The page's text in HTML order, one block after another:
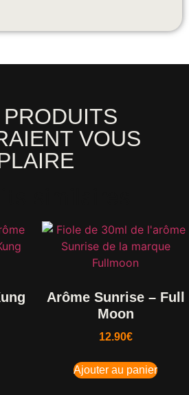
VOUS
Arôme Sunrise – Full
Moon
12.90€
Ajouter au panier